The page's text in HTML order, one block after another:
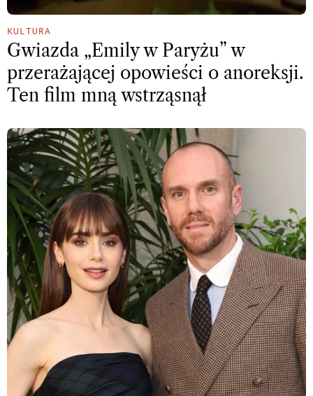
KULTURA
Gwiazda „Emily w Paryżu” w
przerażającej opowieści o anoreksji.
Ten film mną wstrząsnął